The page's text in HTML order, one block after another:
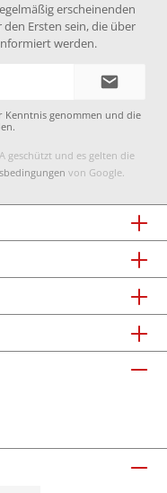
erscheinenden
Ersten sein, die über
werden.
Kenntnis genommen und die
geschützt und es gelten die
von Google.